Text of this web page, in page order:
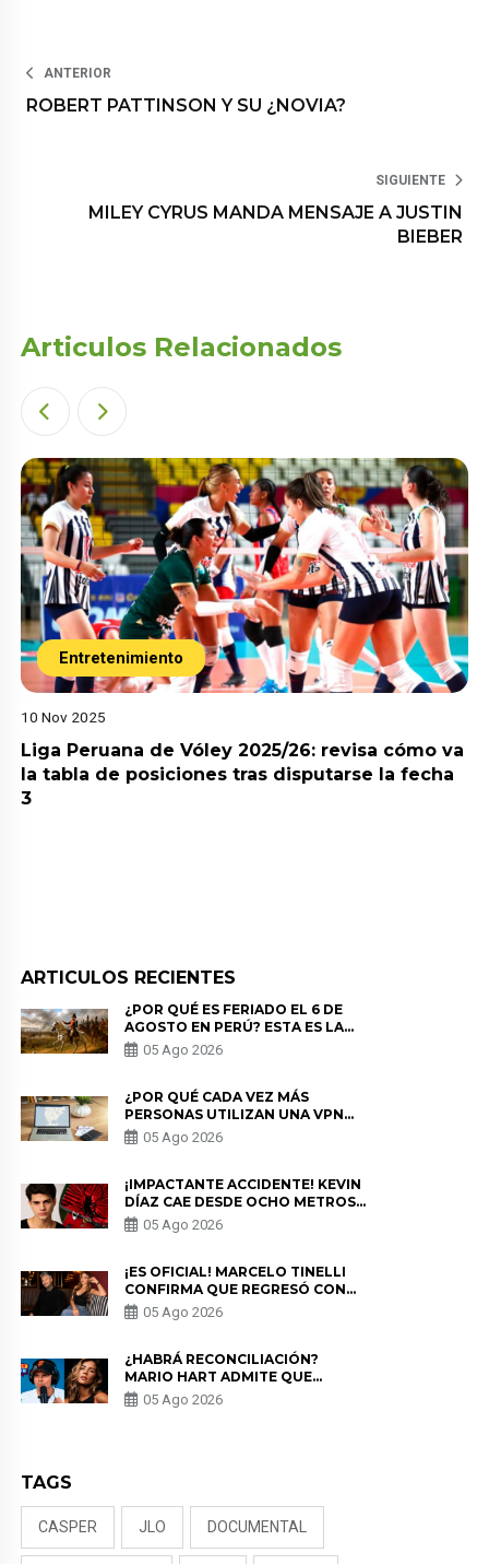
ANTERIOR
ROBERT PATTINSON Y SU ¿NOVIA?
SIGUIENTE
MILEY CYRUS MANDA MENSAJE A JUSTIN
BIEBER
Articulos Relacionados
Entretenimiento
10 Nov 2025
Liga Peruana de Vóley 2025/26: revisa cómo va
la tabla de posiciones tras disputarse la fecha
3
ARTICULOS RECIENTES
¿POR QUÉ ES FERIADO EL 6 DE
AGOSTO EN PERÚ? ESTA ES LA
HISTORIA
05 Ago 2026
¿POR QUÉ CADA VEZ MÁS
PERSONAS UTILIZAN UNA VPN
PARA PROTEGER SU
PRIVACIDAD?
05 Ago 2026
¡IMPACTANTE ACCIDENTE! KEVIN
DÍAZ CAE DESDE OCHO METROS
EN “ESTO ES GUERRA” Y GENERA
PREOCUPACIÓN
05 Ago 2026
¡ES OFICIAL! MARCELO TINELLI
CONFIRMA QUE REGRESÓ CON
MILETT FIGUEROA: “EL AMOR
PUDO MÁS”
05 Ago 2026
¿HABRÁ RECONCILIACIÓN?
MARIO HART ADMITE QUE
PODRÍA VOLVER CON KORINA
RIVADENEIRA: “NO LE CERRARÍA
05 Ago 2026
TAGS
CASPER JLO DOCUMENTAL